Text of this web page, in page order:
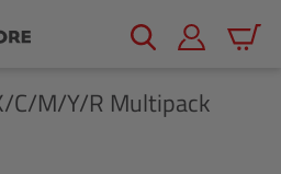
C/M/Y/R Multipack